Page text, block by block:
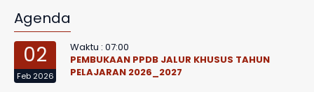
Agenda
02
Feb 2026
Waktu : 07:00
PEMBUKAAN PPDB JALUR KHUSUS TAHUN
PELAJARAN 2026_2027